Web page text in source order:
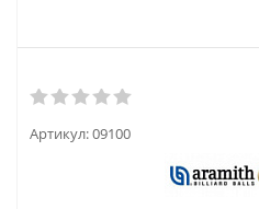
Артикул:09100